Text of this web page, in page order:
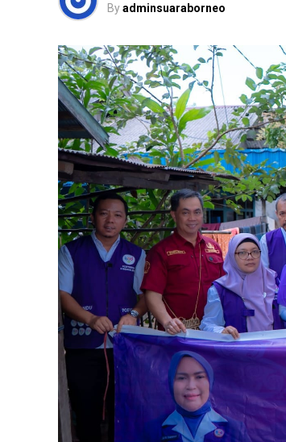
Byadminsuaraborneo